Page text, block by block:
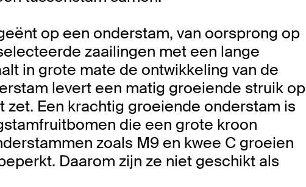
op een onderstam, van oorsprong op
zaailingen met een lange
in grote mate de ontwikkeling van de
levert een matig groeiende struik op
Een krachtig groeiende onderstam is
die een grote kroon
zoals M9 en kwee C groeien
Daarom zijn ze niet geschikt als